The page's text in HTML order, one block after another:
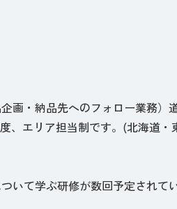
画・納品先へのフォロー業務）
、エリア担当制です。(北海道
いて学ぶ研修が数回予定されて